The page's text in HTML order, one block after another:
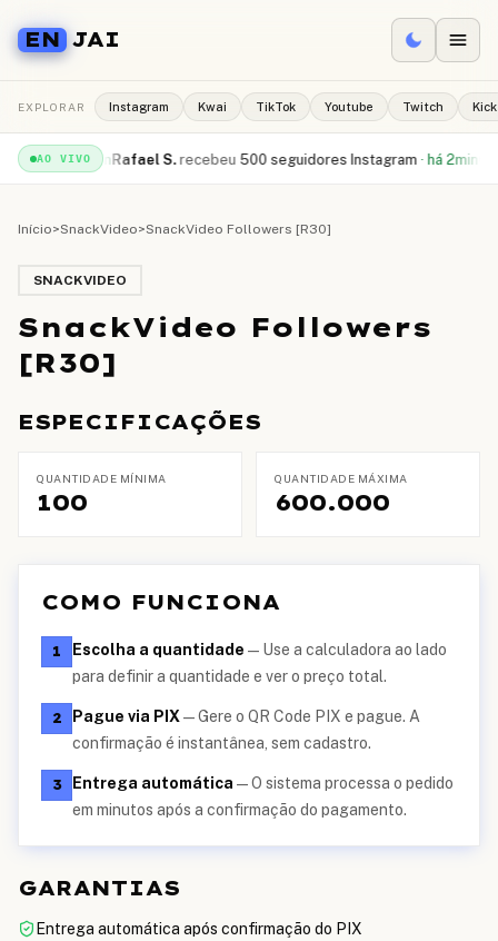
EN JAI
EXPLORAR Instagram Kwai TikTok Youtube Twitch Kick
AO VIVO
·há 1min Rafael S. recebeu 500 seguidores Instagram ·há 2min
Início>SnackVideo>SnackVideo Followers [R30]
SNACKVIDEO
SnackVideo Followers
[R30]
ESPECIFICAÇÕES
QUANTIDADE MÍNIMA
100
QUANTIDADE MÁXIMA
600.000
COMO FUNCIONA
1 Escolha a quantidade — Use a calculadora ao lado
para definir a quantidade e ver o preço total.
2 Pague via PIX —Gere o QR Code PIX e pague. A
confirmação é instantânea, sem cadastro.
3 Entrega automática —O sistema processa o pedido
em minutos após a confirmação do pagamento.
GARANTIAS
Entrega automática após confirmação do PIX